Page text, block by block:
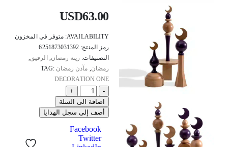
USD63.00
AVAILABILITY: متوفر في المخزون
رمز المنتج: 6251873031392
التصنيفات: زينة رمضان, الرفيق,
رمضان, مآذن رمضان TAG:
DECORATION ONE
-
+
اضافة الى السلة
أضف إلى سجل الهدايا
Facebook
Twitter